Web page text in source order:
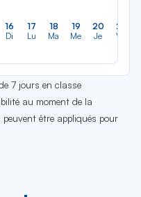
16
Di
17
Lu
18
Ma
19
Me
20
Je
21
Ve
7 jours en classe
au moment de la
être appliqués pour